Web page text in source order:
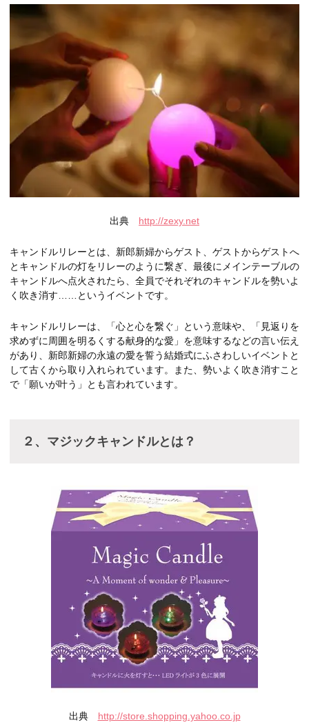
出典 http://zexy.net
キャンドルリレーとは、新郎新婦からゲスト、ゲストからゲストへ
とキャンドルの灯をリレーのように繋ぎ、最後にメインテーブルの
キャンドルへ点火されたら、全員でそれぞれのキャンドルを勢いよ
く吹き消す……というイベントです。
キャンドルリレーは、「心と心を繋ぐ」という意味や、「見返りを
求めずに周囲を明るくする献身的な愛」を意味するなどの言い伝え
があり、新郎新婦の永遠の愛を誓う結婚式にふさわしいイベントと
して古くから取り入れられています。また、勢いよく吹き消すこと
で「願いが叶う」とも言われています。
２、マジックキャンドルとは？
出典 http://store.shopping.yahoo.co.jp